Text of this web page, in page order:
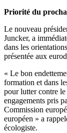
Priorité du
Le nouveau
Juncker, a
dans les
présentée aux
« Le bon
formation et dans
pour lutter contre le
engagements pris
Commission
européen » a
écologiste.